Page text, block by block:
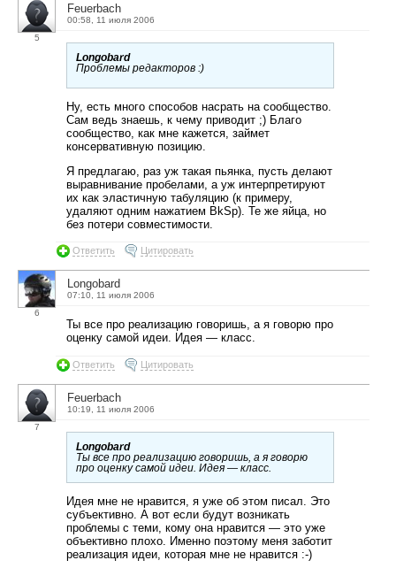
5
Feuerbach
00:58, 11 июля 2006
Longobard
Проблемы редакторов :)
Ну, есть много способов насрать на сообщество.
Сам ведь знаешь, к чему приводит ;) Благо
сообщество, как мне кажется, займет
консервативную позицию.
Я предлагаю, раз уж такая пьянка, пусть делают
выравнивание пробелами, а уж интерпретируют
их как эластичную табуляцию (к примеру,
удаляют одним нажатием BkSp). Те же яйца, но
без потери совместимости.
Ответить Цитировать
6
Longobard
07:10, 11 июля 2006
Ты все про реализацию говоришь, а я говорю про
оценку самой идеи. Идея — класс.
Ответить Цитировать
7
Feuerbach
10:19, 11 июля 2006
Longobard
Ты все про реализацию говоришь, а я говорю
про оценку самой идеи. Идея — класс.
Идея мне не нравится, я уже об этом писал. Это
субъективно. А вот если будут возникать
проблемы с теми, кому она нравится — это уже
объективно плохо. Именно поэтому меня заботит
реализация идеи, которая мне не нравится :-)